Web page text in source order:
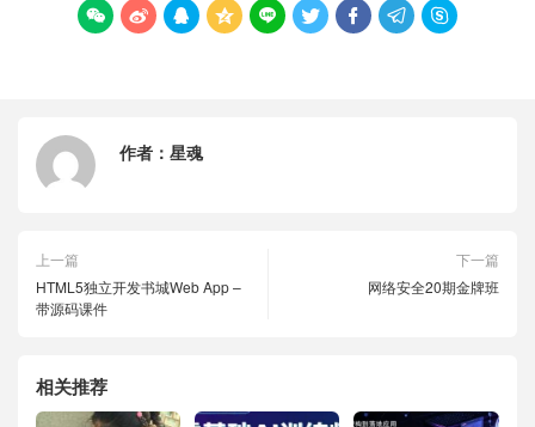
        
作者： 星魂
上一篇
HTML5独立开发书城Web App –
带源码课件
下一篇
网络安全20期金牌班
相关推荐